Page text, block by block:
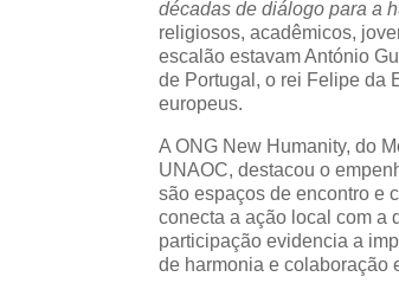
décadas de diálogo para a
religiosos, acadêmicos,
escalão estavam António
de Portugal, o rei Felipe da
europeus.
A ONG New Humanity, do
UNAOC, destacou o
são espaços de encontro e
conecta a ação local com a
participação evidencia a
de harmonia e colaboração